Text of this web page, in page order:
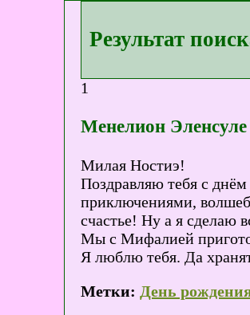
Результат
1
Менелион
Милая Ностиэ!
Поздравляю тебя с
приключениями,
счастье! Ну а я сделаю
Мы с Мифалией
Я люблю тебя. Да
Метки: День